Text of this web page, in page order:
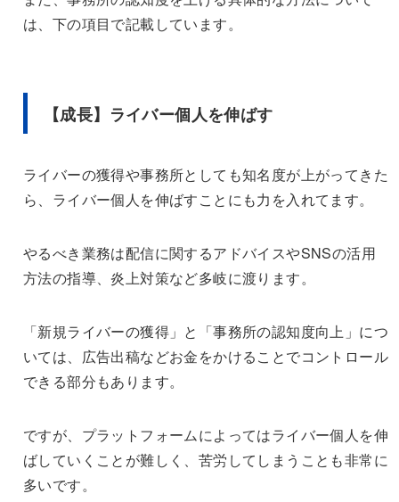
は、下の項目で記載しています。
【成長】ライバー個人を伸ばす
ライバーの獲得や事務所としても知名度が上がってきた
ら、ライバー個人を伸ばすことにも力を入れてます。
やるべき業務は配信に関するアドバイスやSNSの活用
方法の指導、炎上対策など多岐に渡ります。
「新規ライバーの獲得」と「事務所の認知度向上」につ
いては、広告出稿などお金をかけることでコントロール
できる部分もあります。
ですが、プラットフォームによってはライバー個人を伸
ばしていくことが難しく、苦労してしまうことも非常に
多いです。